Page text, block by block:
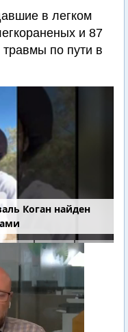
в легком
и 87
травмы по пути в
Коган найден